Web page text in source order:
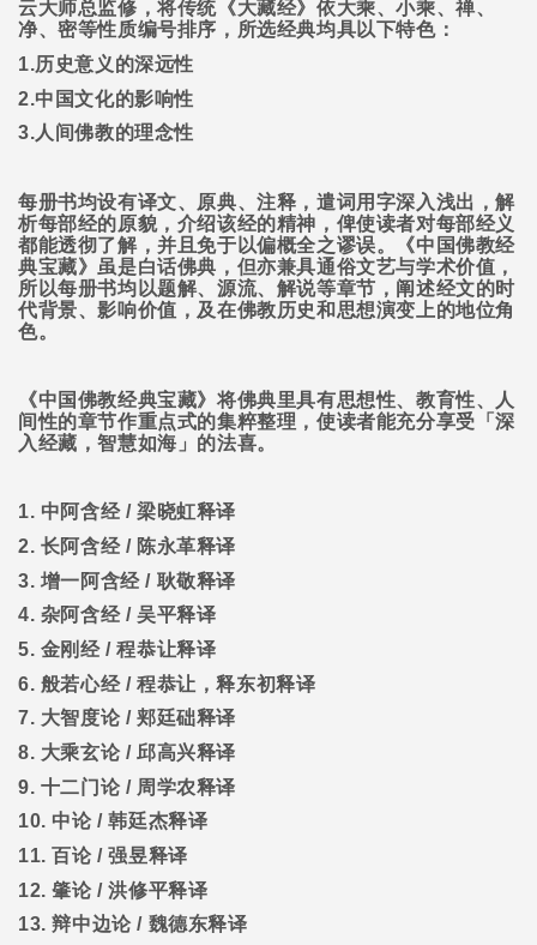
云大师总监修，将传统《大藏经》依大乘、小乘、禅、
净、密等性质编号排序，所选经典均具以下特色：
1.历史意义的深远性
2.中国文化的影响性
3.人间佛教的理念性
每册书均设有译文、原典、注释，遣词用字深入浅出，解
析每部经的原貌，介绍该经的精神，俾使读者对每部经义
都能透彻了解，并且免于以偏概全之谬误。《中国佛教经
典宝藏》虽是白话佛典，但亦兼具通俗文艺与学术价值，
所以每册书均以题解、源流、解说等章节，阐述经文的时
代背景、影响价值，及在佛教历史和思想演变上的地位角
色。
《中国佛教经典宝藏》将佛典里具有思想性、教育性、人
间性的章节作重点式的集粹整理，使读者能充分享受「深
入经藏，智慧如海」的法喜。
1. 中阿含经/梁晓虹释译
2. 长阿含经/ 陈永革释译
3. 增一阿含经/ 耿敬释译
4. 杂阿含经/吴平释译
5. 金刚经/程恭让释译
6. 般若心经/程恭让，释东初释译
7. 大智度论/郏廷础释译
8. 大乘玄论/邱高兴释译
9. 十二门论/ 周学农释译
10. 中论/韩廷杰释译
11.百论/强昱释译
12.肇论/洪修平释译
13.辩中边论/ 魏德东释译